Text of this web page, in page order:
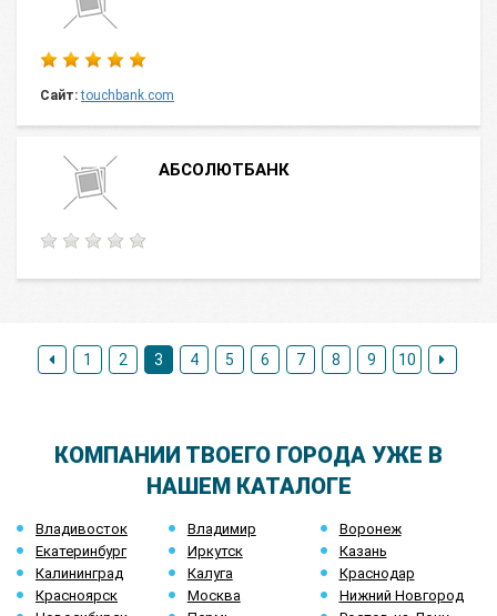
Сайт: touchbank.com
АБСОЛЮТБАНК
1 2 3 4 5 6 7 8 9 10
КОМПАНИИ ТВОЕГО ГОРОДА УЖЕ В
НАШЕМ КАТАЛОГЕ
Владивосток Владимир
Воронеж
Екатеринбург
Иркутск
Казань
Калининград
Калуга
Краснодар
Красноярск
Москва
Нижний Новгород